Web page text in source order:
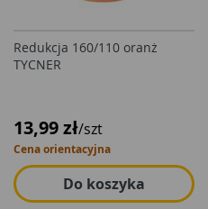
Redukcja 160/110 oranż
TYCNER
13,99 zł/szt
Cena orientacyjna
Do koszyka